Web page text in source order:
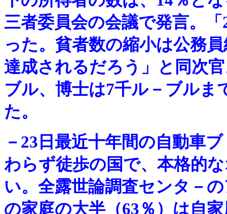
三者委員会の会議で発言。
った。貧者数の縮小は公務
達成されるだろう」と同次
ブル、博士は7千ル－ブルま
た。
－ 23日最近十年間の自動車
わらず徒歩の国で、本格的
い。全露世論調査センタ－
の家庭の大半（63％）は自